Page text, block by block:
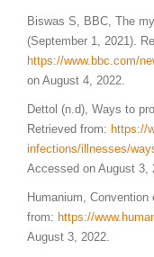
Biswas S, BBC, The
(September 1, 2021).
https://www.bbc.com/
on August 4, 2022.
Dettol (n.d), Ways to
Retrieved from: https://
infections/illnesses/
Accessed on August 3,
Humanium,
from: https://
August 3, 2022.